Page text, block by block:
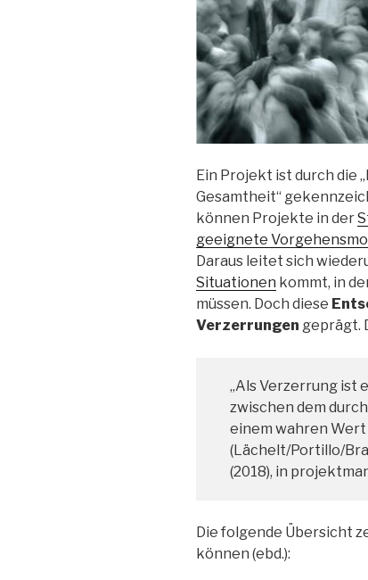
Ein Projekt ist durch die
Gesamtheit“
können Projekte in der
geeignete
Daraus leitet sich
Situationen kommt, in
müssen. Doch diese
Verzerrungen geprägt.
„Als Verzerrung ist
zwischen dem
einem wahren
(Lächelt/Portillo/
(2018), in
Die folgende Übersicht
können (ebd.):